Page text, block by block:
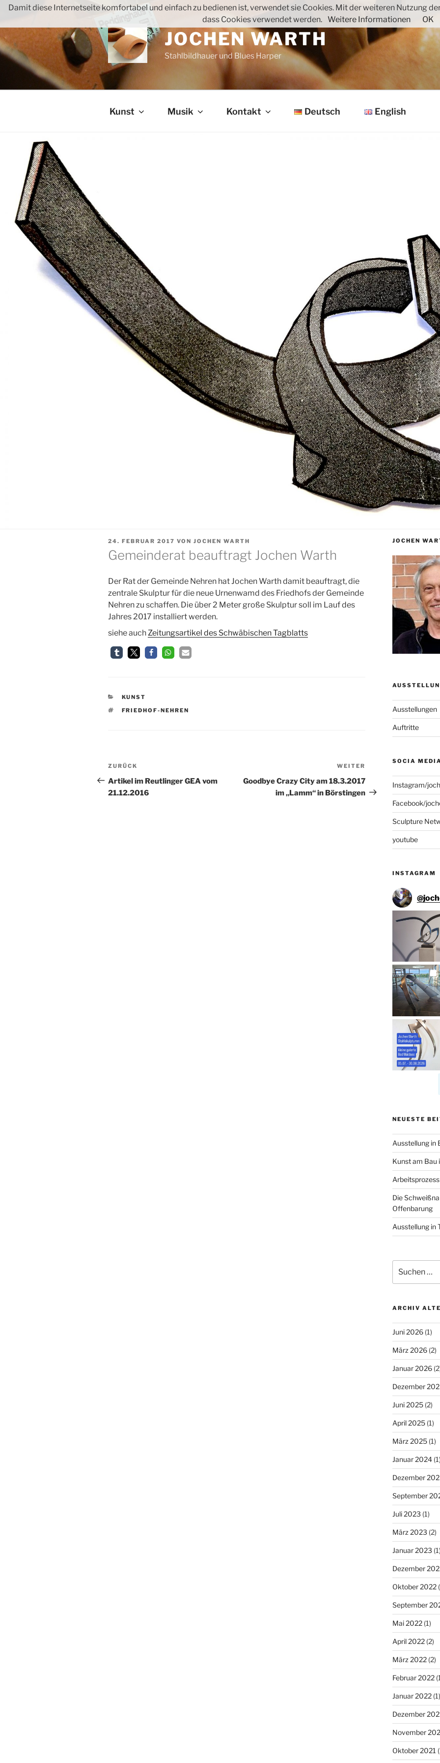
Zum
springen
JOCHEN WARTH
Stahlbildhauer und Blues Harper
Kunst Musik Kontakt Deutsch English
VERÖFFENTLICHT
AM
24. FEBRUAR 2017 VON JOCHEN WARTH
Gemeinderat beauftragt Jochen Warth
Der Rat der Gemeinde Nehren hat Jochen Warth damit beauftragt, die
zentrale Skulptur für die neue Urnenwamd des Friedhofs der Gemeinde
Nehren zu schaffen. Die über 2 Meter große Skulptur soll im Lauf des
Jahres 2017 installiert werden.
siehe auchZeitungsartikel des Schwäbischen Tagblatts
KATEGORIEN
KUNST
SCHLAGWÖRTER
FRIEDHOF-NEHREN
Beitragsnavigation
Vorheriger
Beitrag
ZURÜCK
Artikel im Reutlinger GEA vom
21.12.2016
Beitrag
WEITER
Goodbye Crazy City am 18.3.2017
im „Lamm“ in Börstingen
JOCHEN
Ausstellungen
Auftritte
SOCIA
Instagram/
Facebook/
Sculpture
youtube
INSTAGRAM
@
NEUESTE
Ausstellung in
Kunst am Bau
Die
Offenbarung
Ausstellung in
nach:
ARCHIV
Juni 2026(1)
März 2026(2)
Januar 2026
Dezember
Juni 2025(2)
April 2025(1)
März 2025(1)
Januar 2024
Dezember
September
Juli 2023 (1)
März 2023 (2)
Januar 2023
Dezember
Oktober 2022
September
Mai 2022(1)
April 2022(2)
März 2022(2)
Februar 2022
Januar 2022(1)
Dezember
November
Oktober 2021
Damit diese Internetseite komfortabel und einfach zu bedienen ist, verwendet sie Cookies. Mit der weiteren Nutzung
dass Cookies verwendet werden. Weitere Informationen OK